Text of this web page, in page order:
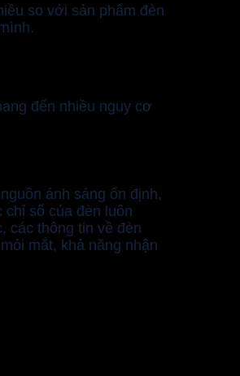
so với sản phẩm đèn
đến nhiều nguy cơ
ánh sáng ổn định,
chỉ số của đèn luôn
các thông tin về đèn
mắt, khả năng nhận